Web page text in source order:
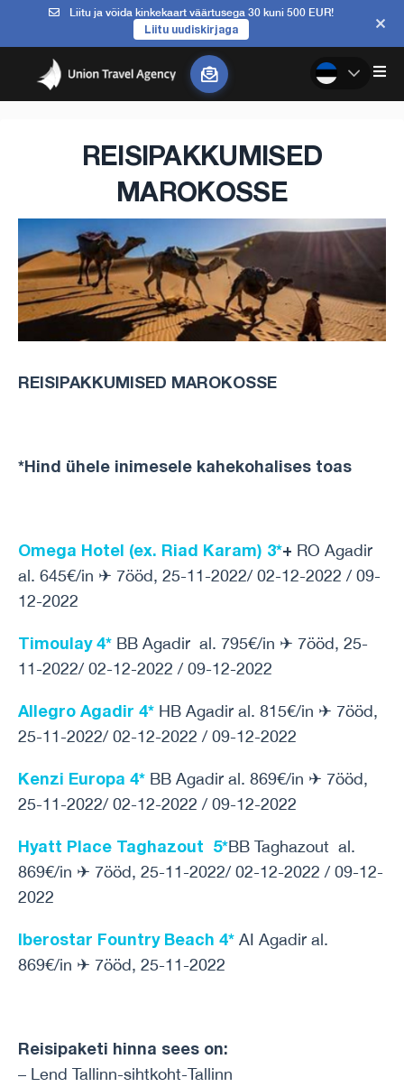
Liitu ja võida kinkekaart väärtusega 30 kuni 500 EUR!
Liitu uudiskirjaga
REISIPAKKUMISED
MAROKOSSE
REISIPAKKUMISED MAROKOSSE
*Hind ühele inimesele kahekohalises toas
Omega Hotel (ex. Riad Karam) 3*+ RO Agadir
al. 645€/in ✈ 7ööd, 25-11-2022/ 02-12-2022 / 09-
12-2022
Timoulay 4* BB Agadir al. 795€/in ✈ 7ööd, 25-
11-2022/ 02-12-2022 / 09-12-2022
Allegro Agadir 4* HB Agadir al. 815€/in ✈ 7ööd,
25-11-2022/ 02-12-2022 / 09-12-2022
Kenzi Europa 4* BB Agadir al. 869€/in ✈ 7ööd,
25-11-2022/ 02-12-2022 / 09-12-2022
Hyatt Place Taghazout 5*BB Taghazout al.
869€/in ✈ 7ööd, 25-11-2022/ 02-12-2022 / 09-12-
2022
Iberostar Fountry Beach 4* AI Agadir al.
869€/in ✈ 7ööd, 25-11-2022
Reisipaketi hinna sees on:
– Lend Tallinn-sihtkoht-Tallinn